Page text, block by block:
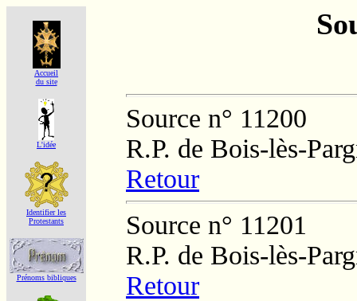
Accueil
du site
L'idée
Identifier les
Protestants
Prénoms bibliques
Source n° 11200
R.P. de Bois-lès-
Retour
Source n° 11201
R.P. de Bois-lès-
Retour